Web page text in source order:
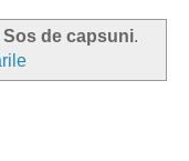
Sos de capsuni.